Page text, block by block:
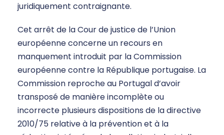
juridiquement contraignante.
Cet arrêt de la Cour de justice de l’Union
européenne concerne un recours en
manquement introduit par la Commission
européenne contre la République portugaise. La
Commission reproche au Portugal d’avoir
transposé de manière incomplète ou
incorrecte plusieurs dispositions de la directive
2010/75 relative à la prévention et à la